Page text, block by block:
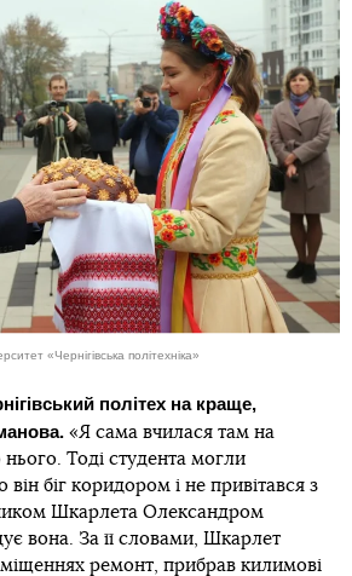
«Чернігівська політехніка»
політех на краще,
«Я сама вчилася там на
Тоді студента могли
він біг коридором і не привітався з
Шкарлета Олександром
вона. За її словами, Шкарлет
ремонт, прибрав килимові